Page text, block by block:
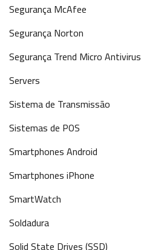
Segurança McAfee
Segurança Norton
Segurança Trend Micro Antivirus
Servers
Sistema de Transmissão
Sistemas de POS
Smartphones Android
Smartphones iPhone
SmartWatch
Soldadura
Solid State Drives (SSD)